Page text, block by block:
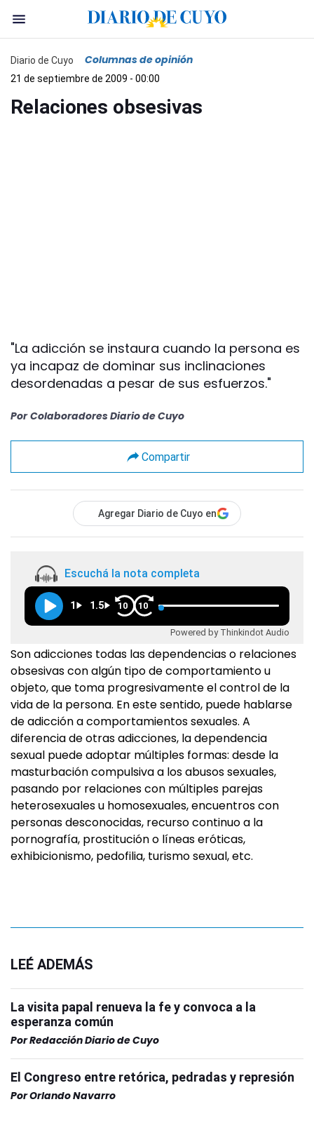
Diario de Cuyo Columnas de opinión
21 de septiembre de 2009 - 00:00
Relaciones obsesivas
"La adicción se instaura cuando la persona es
ya incapaz de dominar sus inclinaciones
desordenadas a pesar de sus esfuerzos."
Por Colaboradores Diario de Cuyo
Compartir
Agregar Diario de Cuyo en
Escuchá la nota completa
1 1.5 10 10
Powered by Thinkindot Audio
Son adicciones todas las dependencias o relaciones
obsesivas con algún tipo de comportamiento u
objeto, que toma progresivamente el control de la
vida de la persona. En este sentido, puede hablarse
de adicción a comportamientos sexuales. A
diferencia de otras adicciones, la dependencia
sexual puede adoptar múltiples formas: desde la
masturbación compulsiva a los abusos sexuales,
pasando por relaciones con múltiples parejas
heterosexuales u homosexuales, encuentros con
personas desconocidas, recurso continuo a la
pornografía, prostitución o líneas eróticas,
exhibicionismo, pedofilia, turismo sexual, etc.
LEÉ ADEMÁS
La visita papal renueva la fe y convoca a la
esperanza común
PorRedacción Diario de Cuyo
El Congreso entre retórica, pedradas y represión
PorOrlando Navarro